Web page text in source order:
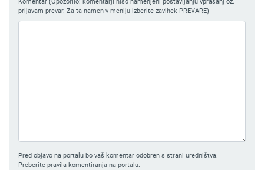
Komentar (Opozorilo: komentarji niso namenjeni postavljanju vprašanj oz.
prijavam prevar. Za ta namen v meniju izberite zavihek PREVARE)
Pred objavo na portalu bo vaš komentar odobren s strani uredništva.
Preberite pravila komentiranja na portalu.